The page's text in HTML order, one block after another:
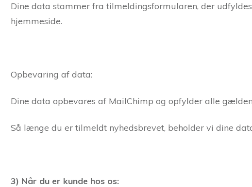
Dine data stammer fra tilmeldingsformularen, der
hjemmeside.
Opbevaring af data:
Dine data opbevares af MailChimp og opfylder alle
Så længe du er tilmeldt nyhedsbrevet, beholder vi dine
3) Når du er kunde hos os: